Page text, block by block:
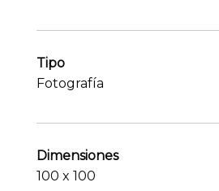
Tipo
Fotografía
Dimensiones
100 x 100